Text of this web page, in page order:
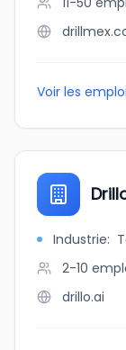
Voir les
Industrie:
2-10
drillo.ai